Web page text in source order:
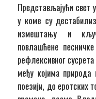
Представљајући свет
у коме су
измештању и
повлашћене
рефлексивног
међу којима
поезији, до еротских